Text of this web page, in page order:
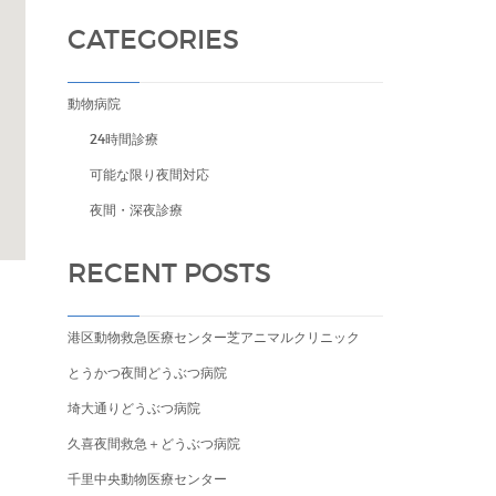
CATEGORIES
動物病院
24時間診療
可能な限り夜間対応
夜間・深夜診療
RECENT POSTS
港区動物救急医療センター芝アニマルクリニック
とうかつ夜間どうぶつ病院
埼大通りどうぶつ病院
久喜夜間救急＋どうぶつ病院
千里中央動物医療センター